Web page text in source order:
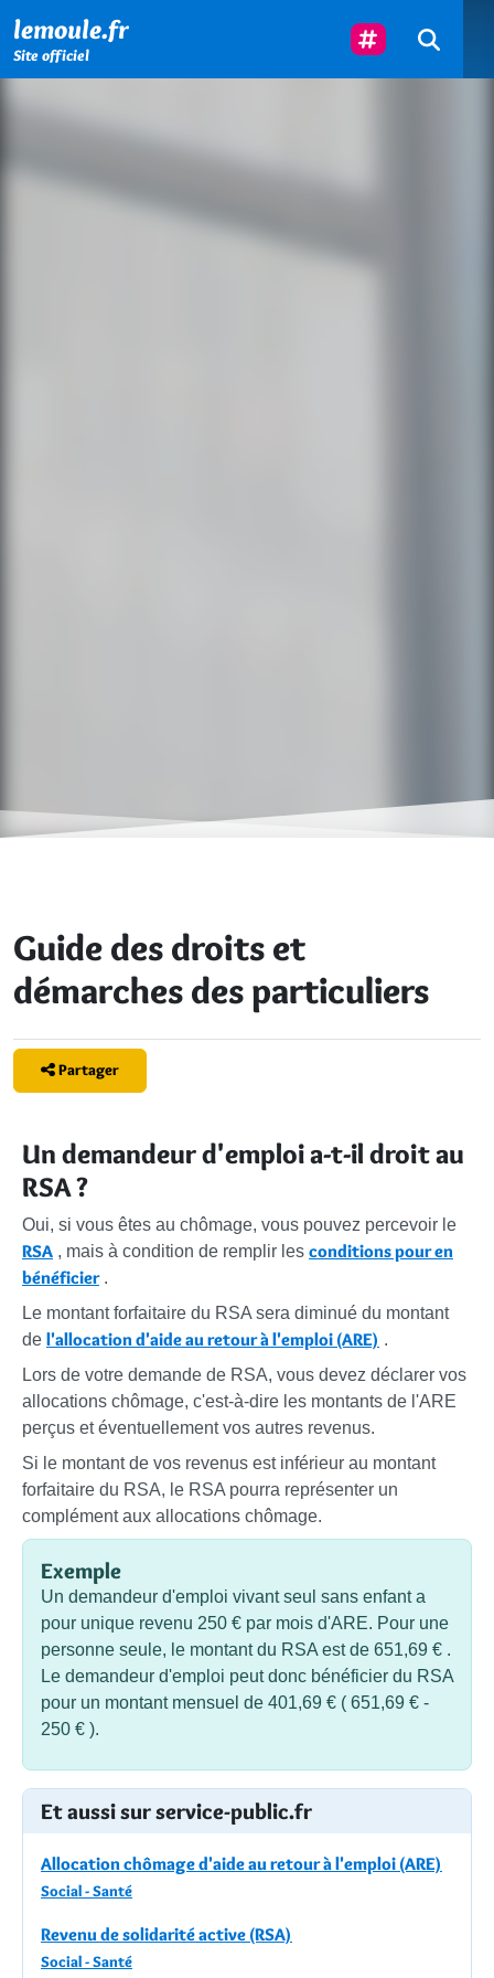
lemoule.fr
Site officiel
Suivez-Nous
Guide des droits et
démarches des particuliers
Partager
Un demandeur d'emploi a-t-il droit au
RSA ?
Oui, si vous êtes au chômage, vous pouvez percevoir le
RSA , mais à condition de remplir les conditions pour en
bénéficier .
Le montant forfaitaire du RSA sera diminué du montant
de l'allocation d'aide au retour à l'emploi (ARE) .
Lors de votre demande de RSA, vous devez déclarer vos
allocations chômage, c'est-à-dire les montants de l'ARE
perçus et éventuellement vos autres revenus.
Si le montant de vos revenus est inférieur au montant
forfaitaire du RSA, le RSA pourra représenter un
complément aux allocations chômage.
Exemple
Un demandeur d'emploi vivant seul sans enfant a
pour unique revenu 250 € par mois d'ARE. Pour une
personne seule, le montant du RSA est de 651,69 € .
Le demandeur d'emploi peut donc bénéficier du RSA
pour un montant mensuel de 401,69 € ( 651,69 € -
250 € ).
Et aussi sur service-public.fr
Allocation chômage d'aide au retour à l'emploi (ARE)
Social - Santé
Revenu de solidarité active (RSA)
Social - Santé